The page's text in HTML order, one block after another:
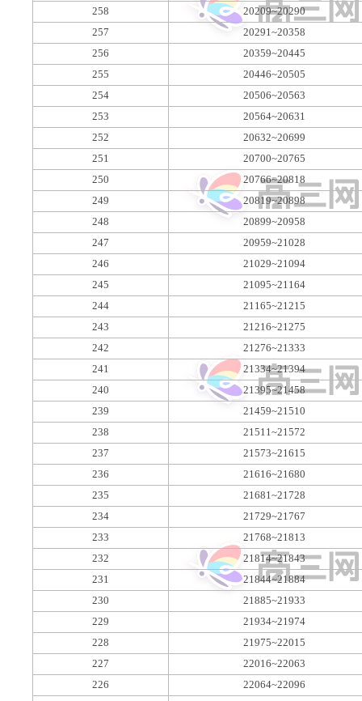
258
20209~20290
257
20291~20358
256
20359~20445
255
20446~20505
254
20506~20563
253
20564~20631
252
20632~20699
251
20700~20765
250
20766~20818
249
20819~20898
248
20899~20958
247
20959~21028
246
21029~21094
245
21095~21164
244
21165~21215
243
21216~21275
242
21276~21333
241
21334~21394
240
21395~21458
239
21459~21510
238
21511~21572
237
21573~21615
236
21616~21680
235
21681~21728
234
21729~21767
233
21768~21813
232
21814~21843
231
21844~21884
230
21885~21933
229
21934~21974
228
21975~22015
227
22016~22063
226
22064~22096